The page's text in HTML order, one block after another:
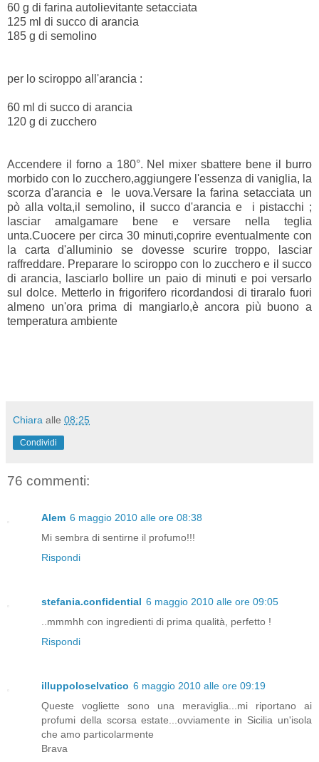
60 g di farina autolievitante setacciata
125 ml di succo di arancia
185 g di semolino
per lo sciroppo all'arancia :
60 ml di succo di arancia
120 g di zucchero
Accendere il forno a 180°. Nel mixer sbattere bene il burro
morbido con lo zucchero,aggiungere l'essenza di vaniglia, la
scorza d'arancia e le uova.Versare la farina setacciata un
pò alla volta,il semolino, il succo d'arancia e i pistacchi ;
lasciar amalgamare bene e versare nella teglia
unta.Cuocere per circa 30 minuti,coprire eventualmente con
la carta d'alluminio se dovesse scurire troppo, lasciar
raffreddare. Preparare lo sciroppo con lo zucchero e il succo
di arancia, lasciarlo bollire un paio di minuti e poi versarlo
sul dolce. Metterlo in frigorifero ricordandosi di tiraralo fuori
almeno un'ora prima di mangiarlo,è ancora più buono a
temperatura ambiente
Chiara alle 08:25
Condividi
76 commenti:
Alem 6 maggio 2010 alle ore 08:38
Mi sembra di sentirne il profumo!!!
Rispondi
stefania.confidential 6 maggio 2010 alle ore 09:05
..mmmhh con ingredienti di prima qualità, perfetto !
Rispondi
illuppoloselvatico 6 maggio 2010 alle ore 09:19
Queste vogliette sono una meraviglia...mi riportano ai
profumi della scorsa estate...ovviamente in Sicilia un'isola
che amo particolarmente
Brava